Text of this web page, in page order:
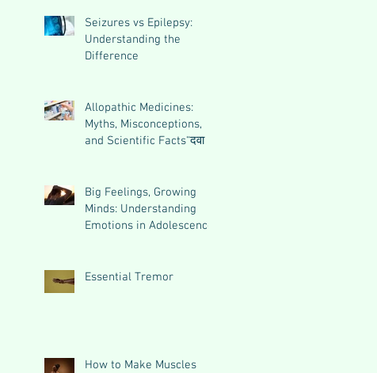
Seizures vs Epilepsy:
Understanding the
Difference
Allopathic Medicines:
Myths, Misconceptions,
and Scientific Facts“दवा से
Big Feelings, Growing
Minds: Understanding
Emotions in Adolescence
Essential Tremor
How to Make Muscles